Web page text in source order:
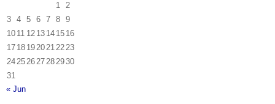
1
2
3
4 5 6 7 8
9
10 11 12 13 14 15 16
17 18 19 20 21 22 23
24 25 26 27 28 2930
31
« Jun